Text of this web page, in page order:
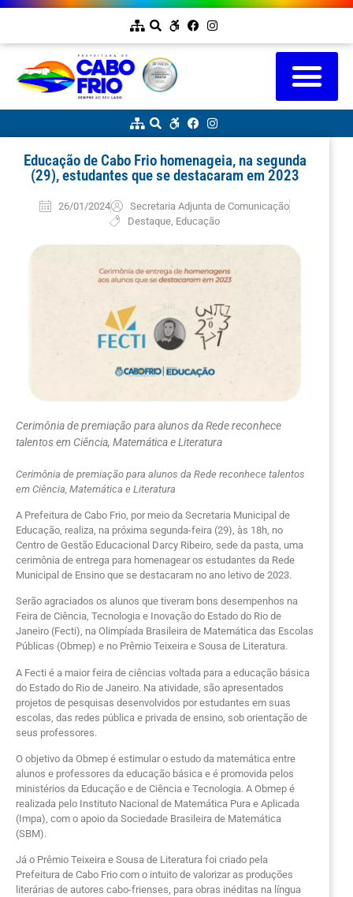
Educação de Cabo Frio homenageia, na segunda
(29), estudantes que se destacaram em 2023
26/01/2024
Secretaria Adjunta de Comunicação
Destaque Educação
Cerimônia de premiação para alunos da Rede reconhece
talentos em Ciência, Matemática e Literatura
Cerimônia de premiação para alunos da Rede reconhece talentos
em Ciência, Matemática e Literatura
A Prefeitura de Cabo Frio, por meio da Secretaria Municipal de
Educação, realiza, na próxima segunda-feira (29), às 18h, no
Centro de Gestão Educacional Darcy Ribeiro, sede da pasta, uma
cerimônia de entrega para homenagear os estudantes da Rede
Municipal de Ensino que se destacaram no ano letivo de 2023.
Serão agraciados os alunos que tiveram bons desempenhos na
Feira de Ciência, Tecnologia e Inovação do Estado do Rio de
Janeiro (Fecti), na Olimpíada Brasileira de Matemática das Escolas
Públicas (Obmep) e no Prêmio Teixeira e Sousa de Literatura.
A Fecti é a maior feira de ciências voltada para a educação básica
do Estado do Rio de Janeiro. Na atividade, são apresentados
projetos de pesquisas desenvolvidos por estudantes em suas
escolas, das redes pública e privada de ensino, sob orientação de
seus professores.
O objetivo da Obmep é estimular o estudo da matemática entre
alunos e professores da educação básica e é promovida pelos
ministérios da Educação e de Ciência e Tecnologia. A Obmep é
realizada pelo Instituto Nacional de Matemática Pura e Aplicada
(Impa), com o apoio da Sociedade Brasileira de Matemática
(SBM).
Já o Prêmio Teixeira e Sousa de Literatura foi criado pela
Prefeitura de Cabo Frio com o intuito de valorizar as produções
literárias de autores cabo-frienses, para obras inéditas na língua